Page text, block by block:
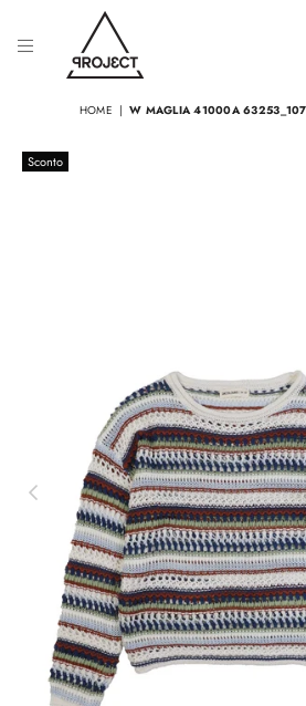
PROJ3CT
STORE
HOME | W MAGLIA 41000A
Sconto